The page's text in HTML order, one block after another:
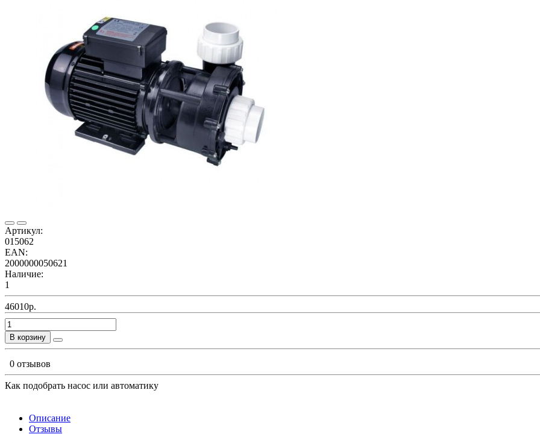
Артикул:
015062
EAN:
2000000050621
Наличие:
1
46010р.
В корзину
0 отзывов
Как подобрать насос или автоматику
Описание
Отзывы